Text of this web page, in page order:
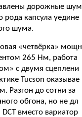
дорожные шум
рода капсула уедине
шума.
«четвёрка» мощн
265 Нм, работа
с двумя сцеплени
Tucson оказывае
Разгон до сотни за
обгона, но не дл
вместо вариатор